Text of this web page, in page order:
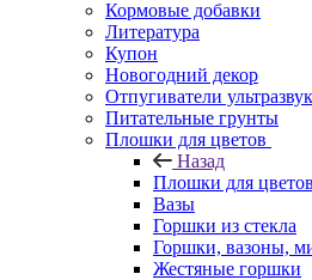
Кормовые добавки
Литература
Купон
Новогодний декор
Отпугиватели
Питательные грунты
Плошки для цветов
Назад
Плошки для цветов
Вазы
Горшки из стекла
Горшки, вазоны,
Жестяные горшки